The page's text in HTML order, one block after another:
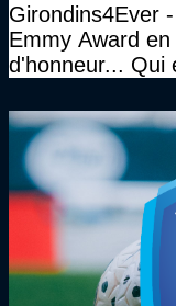
Girondins4Ever
Emmy Award
d'honneur... Qui